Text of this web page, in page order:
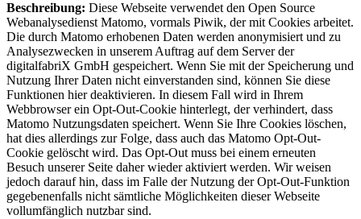
Beschreibung: Diese Webseite verwendet den Open Source
Webanalysedienst Matomo, vormals Piwik, der mit Cookies arbeitet.
Die durch Matomo erhobenen Daten werden anonymisiert und zu
Analysezwecken in unserem Auftrag auf dem Server der
digitalfabriX GmbH gespeichert. Wenn Sie mit der Speicherung und
Nutzung Ihrer Daten nicht einverstanden sind, können Sie diese
Funktionen hier deaktivieren. In diesem Fall wird in Ihrem
Webbrowser ein Opt-Out-Cookie hinterlegt, der verhindert, dass
Matomo Nutzungsdaten speichert. Wenn Sie Ihre Cookies löschen,
hat dies allerdings zur Folge, dass auch das Matomo Opt-Out-
Cookie gelöscht wird. Das Opt-Out muss bei einem erneuten
Besuch unserer Seite daher wieder aktiviert werden. Wir weisen
jedoch darauf hin, dass im Falle der Nutzung der Opt-Out-Funktion
gegebenenfalls nicht sämtliche Möglichkeiten dieser Webseite
vollumfänglich nutzbar sind.